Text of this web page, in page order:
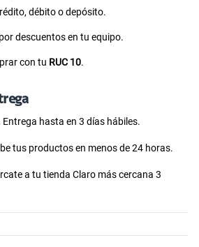
débito o depósito.
por descuentos en tu equipo.
con tu RUC 10.
Entrega hasta en 3 días hábiles.
tus productos en menos de 24 horas.
a tu tienda Claro más cercana 3